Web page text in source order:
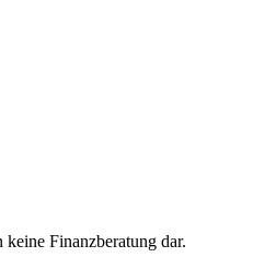
Finanzberatung dar.